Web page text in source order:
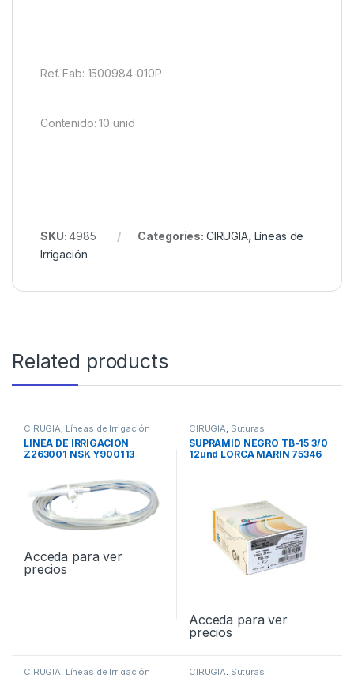
Ref. Fab: 1500984-010P
Contenido: 10 unid
SKU:4985 Categories: CIRUGIA, Líneas de
Irrigación
Related products
CIRUGIA Líneas de Irrigación
LINEA DE IRRIGACION
Z263001 NSK Y900113
Acceda para ver
precios
CIRUGIA Suturas
SUPRAMID NEGRO TB-15 3/0
12und LORCA MARIN 75346
Acceda para ver
precios
CIRUGIA, Líneas de Irrigación CIRUGIA, Suturas